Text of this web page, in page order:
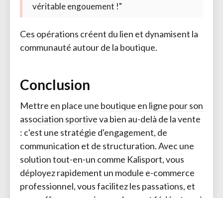
véritable engouement !"
Ces opérations créent du lien et dynamisent la
communauté autour de la boutique.
Conclusion
Mettre en place une boutique en ligne pour son
association sportiveva bien au-delà de la vente
: c'est une stratégie d'engagement, de
communication et de structuration. Avec une
solution tout-en-un comme Kalisport, vous
déployez rapidement un module e-commerce
professionnel, vous facilitez les passations, et